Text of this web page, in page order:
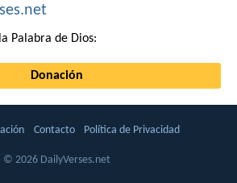
Palabra de Dios:
Donación
Contacto Política de Privacidad
© 2026 DailyVerses.net